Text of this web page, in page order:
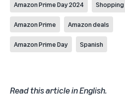
Amazon Prime Day 2024 Shopping
Amazon Prime Amazon deals
Amazon Prime Day Spanish
Read this article in English.